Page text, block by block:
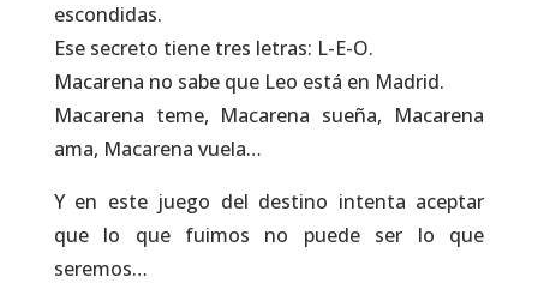
escondidas.
Ese secreto tiene tres letras: L-E-O.
Macarena no sabe que Leo está en Madrid.
Macarena teme, Macarena sueña, Macarena
ama, Macarena vuela…
Y en este juego del destino intenta aceptar
que lo que fuimos no puede ser lo que
seremos…